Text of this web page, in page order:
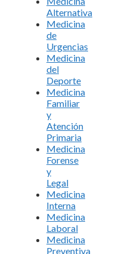
Alternativa
Medicina
de
Urgencias
Medicina
del
Deporte
Medicina
Familiar
y
Atención
Primaria
Medicina
Forense
y
Legal
Medicina
Interna
Medicina
Laboral
Medicina
Preventiva